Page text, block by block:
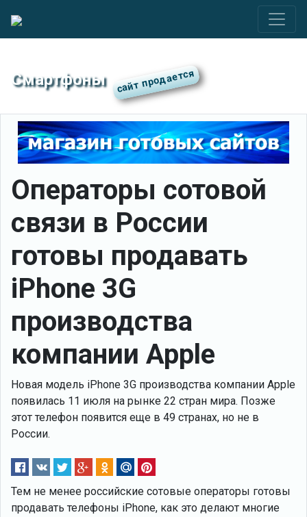
Смартфоны
Операторы сотовой
связи в России
готовы продавать
iPhone 3G
производства
компании Apple
Новая модель iPhone 3G производства компании Apple
появилась 11 июля на рынке 22 стран мира. Позже
этот телефон появится еще в 49 странах, но не в
России.
Тем не менее российские сотовые операторы готовы
продавать телефоны iPhone, как это делают многие